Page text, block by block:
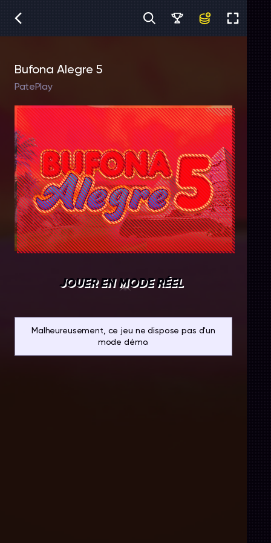
Bufona Alegre 5
PatePlay
JOUER EN MODE RÉEL
Malheureusement, ce jeu ne dispose pas d'un
mode démo.